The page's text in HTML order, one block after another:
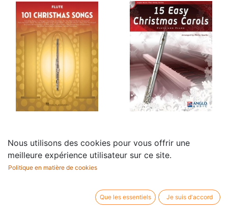
101 Christmas Songs
20,95
15 Easy Christmas
20,95 €
Nous utilisons des cookies pour vous offrir une
meilleure expérience utilisateur sur ce site.
Politique en matière de cookies
Que les essentiels Je suis d'accord